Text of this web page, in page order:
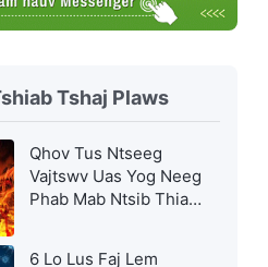
Tshaj Plaws
Qhov Tus Ntseeg
Vajtswv Uas Yog Neeg
Phab Mab Ntsib Thiab
6 Lo Lus Faj Lem